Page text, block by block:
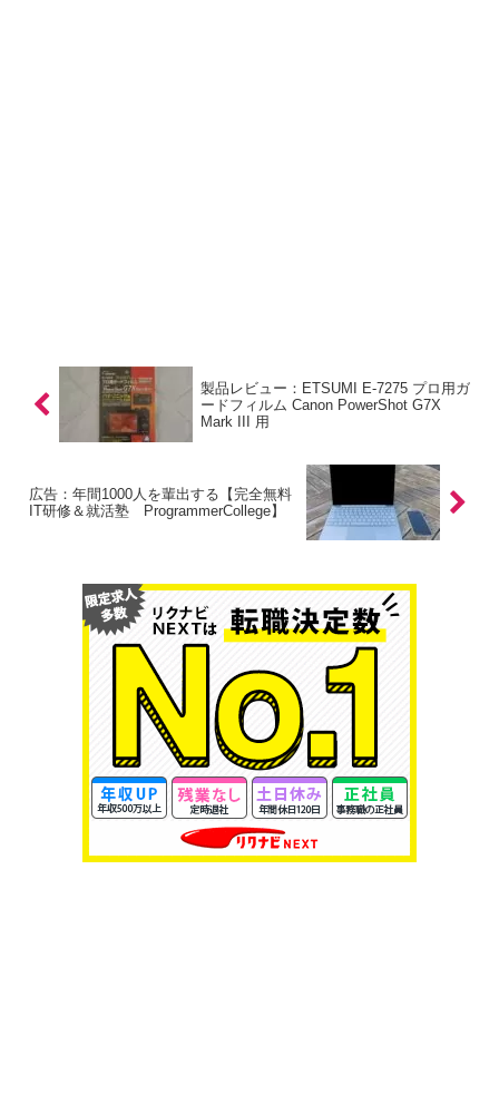
製品レビュー：ETSUMI E-7275 プロ用ガ
ードフィルム Canon PowerShot G7X
Mark III 用
広告：年間1000人を輩出する【完全無料
IT研修＆就活塾 ProgrammerCollege】